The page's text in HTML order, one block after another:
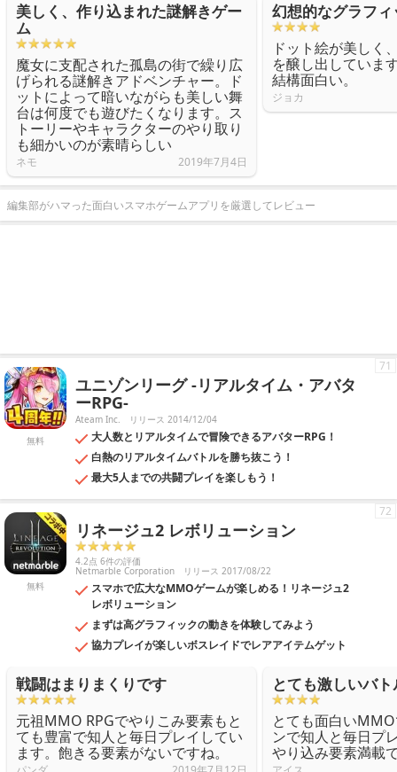
美しく、作り込まれた謎解きゲー
ム
魔女に支配された孤島の街で繰り広
げられる謎解きアドベンチャー。ド
ットによって暗いながらも美しい舞
台は何度でも遊びたくなります。ス
トーリーやキャラクターのやり取り
も細かいのが素晴らしい
ネモ 2019年7月4日
幻想的なグラフィ
ドット絵が美しく
を醸し出していま
結構面白い。
ジョカ
編集部がハマった面白いスマホゲームアプリを厳選してレビュー
無料
ユニゾンリーグ -リアルタイム・アバタ
ーRPG-
Ateam Inc. リリース 2014/12/04
大人数とリアルタイムで冒険できるアバターRPG！
白熱のリアルタイムバトルを勝ち抜こう！
最大5人までの共闘プレイを楽しもう！
71
無料
リネージュ2 レボリューション
4.2点 6件の評価
Netmarble Corporation リリース 2017/08/22
スマホで広大なMMOゲームが楽しめる！リネージュ2
レボリューション
まずは高グラフィックの動きを体験してみよう
協力プレイが楽しいボスレイドでレアアイテムゲット
72
戦闘はまりまくりです
元祖MMO RPGでやりこみ要素もと
ても豊富で知人と毎日プレイしてい
ます。飽きる要素がないですね。
とても激しいバ
とても面白い
ンで知人と毎日プ
やり込み要素満載